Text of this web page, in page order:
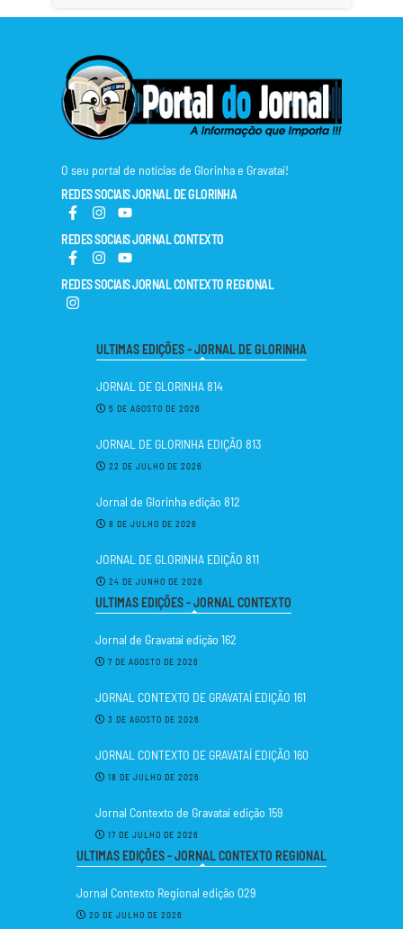
O seu portal de notícias de Glorinha e Gravataí!
REDES SOCIAIS JORNAL DE GLORINHA
REDES SOCIAIS JORNAL CONTEXTO
REDES SOCIAIS JORNAL CONTEXTO REGIONAL
ULTIMAS EDIÇÕES - JORNAL DE GLORINHA
JORNAL DE GLORINHA 814
5 DE AGOSTO DE 2026
JORNAL DE GLORINHA EDIÇÃO 813
22 DE JULHO DE 2026
Jornal de Glorinha edição 812
8 DE JULHO DE 2026
JORNAL DE GLORINHA EDIÇÃO 811
24 DE JUNHO DE 2026
ULTIMAS EDIÇÕES - JORNAL CONTEXTO
Jornal de Gravataí edição 162
7 DE AGOSTO DE 2026
JORNAL CONTEXTO DE GRAVATAÍ EDIÇÃO 161
3 DE AGOSTO DE 2026
JORNAL CONTEXTO DE GRAVATAÍ EDIÇÃO 160
18 DE JULHO DE 2026
Jornal Contexto de Gravataí edição 159
17 DE JULHO DE 2026
ULTIMAS EDIÇÕES - JORNAL CONTEXTO REGIONAL
Jornal Contexto Regional edição 029
20 DE JULHO DE 2026